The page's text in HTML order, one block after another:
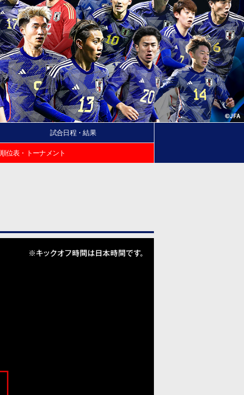
試合日程・結果
順位表・トーナメント